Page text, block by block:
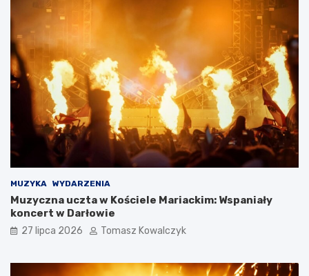
MUZYKA WYDARZENIA
Muzyczna uczta w Kościele Mariackim: Wspaniały
koncert w Darłowie
27 lipca 2026 Tomasz Kowalczyk